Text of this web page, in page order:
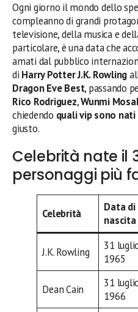
Ogni giorno il mondo dello
compleanno di grandi
televisione, della musica e
particolare, è una data che
amati dal pubblico
di Harry PotterJ.K. Rowling
Dragon Eve Best, passando
Rico Rodriguez,Wunmi
chiedendo quali vip sono
giusto.
Celebrità nate il
personaggi più
Celebrità
Data di
nascita
J.K. Rowling
31
1965
Dean Cain
31
1966